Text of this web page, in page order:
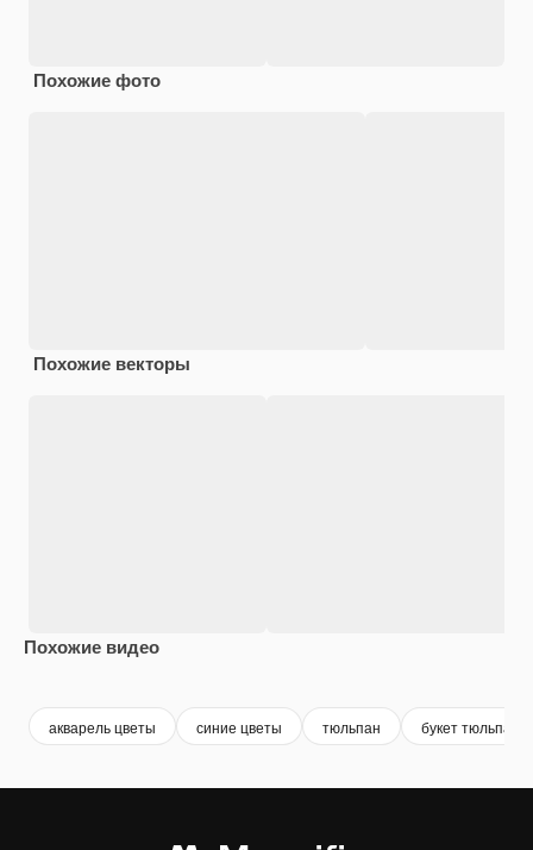
Похожие фото
Похожие векторы
Похожие видео
акварель цветы синие цветы тюльпан букет